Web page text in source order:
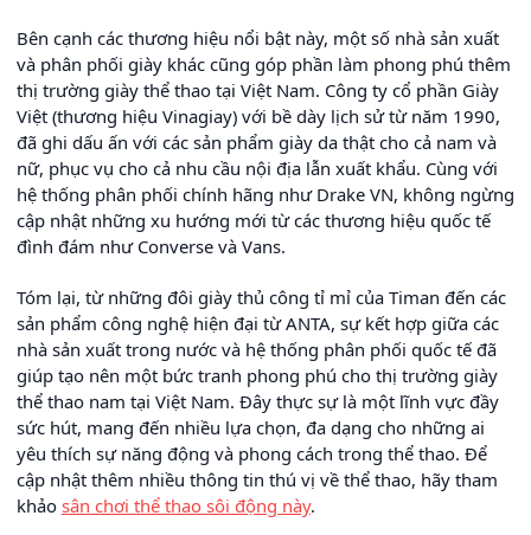
Bên cạnh các thương hiệu nổi bật này, một số nhà sản xuất
và phân phối giày khác cũng góp phần làm phong phú thêm
thị trường giày thể thao tại Việt Nam. Công ty cổ phần Giày
Việt (thương hiệu Vinagiay) với bề dày lịch sử từ năm 1990,
đã ghi dấu ấn với các sản phẩm giày da thật cho cả nam và
nữ, phục vụ cho cả nhu cầu nội địa lẫn xuất khẩu. Cùng với
hệ thống phân phối chính hãng như Drake VN, không ngừng
cập nhật những xu hướng mới từ các thương hiệu quốc tế
đình đám như Converse và Vans.
Tóm lại, từ những đôi giày thủ công tỉ mỉ của Timan đến các
sản phẩm công nghệ hiện đại từ ANTA, sự kết hợp giữa các
nhà sản xuất trong nước và hệ thống phân phối quốc tế đã
giúp tạo nên một bức tranh phong phú cho thị trường giày
thể thao nam tại Việt Nam. Đây thực sự là một lĩnh vực đầy
sức hút, mang đến nhiều lựa chọn, đa dạng cho những ai
yêu thích sự năng động và phong cách trong thể thao. Để
cập nhật thêm nhiều thông tin thú vị về thể thao, hãy tham
khảo sân chơi thể thao sôi động này.